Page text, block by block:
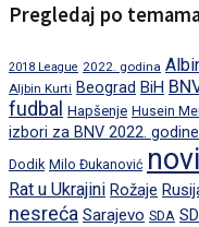
Pregledaj po
2018 League 2022. godina
Aljbin Kurti Beograd BiH
fudbal Hapšenje Husein
izbori za BNV 2022. godine
Dodik Milo Đukanović
Rat u Ukrajini Rožaje
nesreća Sarajevo SDA